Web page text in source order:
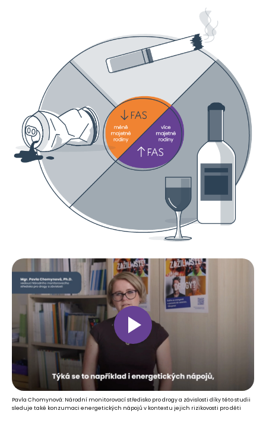
Pavla Chomynová: Národní monitorovací středisko pro drogy a závislosti díky této studii
sleduje také konzumaci energetických nápojů v kontextu jejich rizikovosti pro děti